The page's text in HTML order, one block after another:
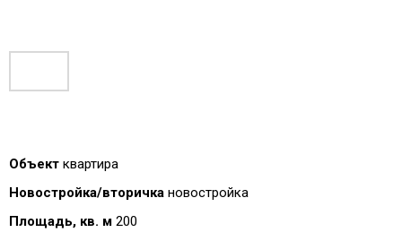
Объект квартира
Новостройка/вторичка новостройка
Площадь, кв. м 200